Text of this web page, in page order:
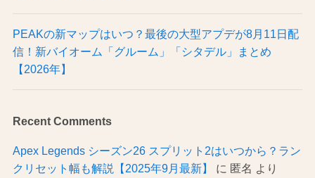
PEAKの新マップはいつ？最後の大型アプデが8月11日配
信！新バイオーム「グルーム」「シタデル」まとめ
【2026年】
Recent Comments
Apex Legends シーズン26 スプリット2はいつから？ラン
クリセット幅も解説【2025年9月最新】
に 匿名 より